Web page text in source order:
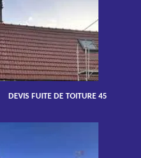
DEVIS FUITE DE TOITURE 45